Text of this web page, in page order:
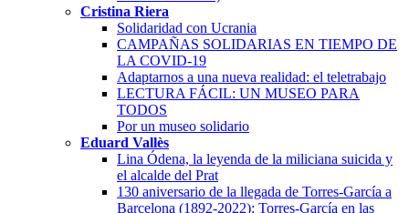
Cristina Riera
Solidaridad con Ucrania
CAMPAÑAS SOLIDARIAS EN TIEMPO DE
LA COVID-19
Adaptarnos a una nueva realidad: el teletrabajo
LECTURA FÁCIL: UN MUSEO PARA
TODOS
Por un museo solidario
Eduard Vallès
Lina Ódena, la leyenda de la miliciana suicida y
el alcalde del Prat
130 aniversario de la llegada de Torres-García a
Barcelona (1892-2022): Torres-García en las